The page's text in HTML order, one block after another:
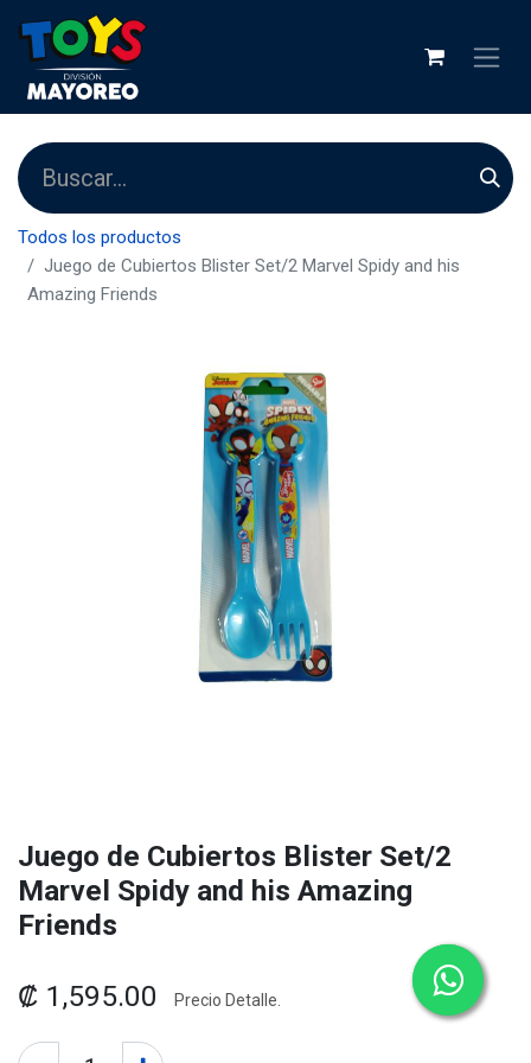
Todos los productos
Juego de Cubiertos Blister Set/2 Marvel Spidy and his
Amazing Friends
Juego de Cubiertos Blister Set/2
Marvel Spidy and his Amazing
Friends
₡ 1,595.00 Precio Detalle.